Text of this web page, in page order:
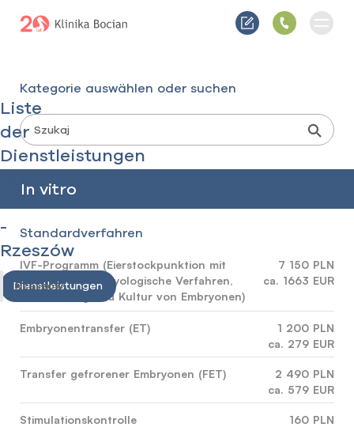
Liste
der
Dienstleistungen
-
Rzeszów
Rzeszów
Dienstleistungen
Kategorie auswählen oder suchen
In vitro
Standardverfahren
IVF-Programm (Eierstockpunktion mit
Anästhesie, embryologische Verfahren,
Befruchtung und Kultur von Embryonen)
7 150 PLN
ca. 1663 EUR
Embryonentransfer (ET)
1 200 PLN
ca. 279 EUR
Transfer gefrorener Embryonen (FET)
2 490 PLN
ca. 579 EUR
Stimulationskontrolle
160 PLN